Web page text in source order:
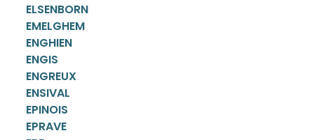
ELSENBORN
EMELGHEM
ENGHIEN
ENGIS
ENGREUX
ENSIVAL
EPINOIS
EPRAVE